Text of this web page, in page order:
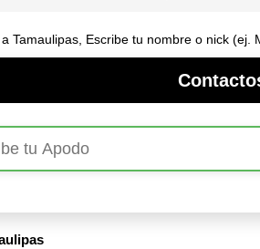
Tamaulipas, Escribe tu nombre o nick (ej.